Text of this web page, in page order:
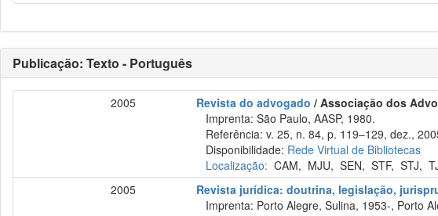
Publicação: Texto - Português
2005 Revista do advogado / Associação dos
Imprenta: São Paulo, AASP, 1980.
Referência: v. 25, n. 84, p. 119–129, dez.,
Disponibilidade: Rede Virtual de Bibliotecas
Localização: CAM, MJU,SEN,STF,STJ,
2005
Revista jurídica: doutrina, legislação,
Imprenta: Porto Alegre, Sulina, 1953-, Porto